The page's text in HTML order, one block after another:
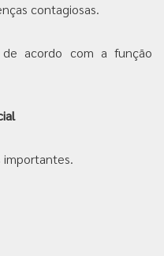
contagiosas.
acordo com a função
importantes.